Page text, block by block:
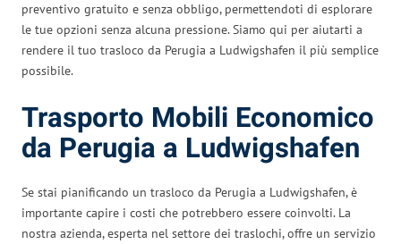
preventivo gratuito e senza obbligo, permettendoti di esplorare
le tue opzioni senza alcuna pressione. Siamo qui per aiutarti a
rendere il tuo trasloco da Perugia a Ludwigshafen il più semplice
possibile.
Trasporto Mobili Economico
da Perugia a Ludwigshafen
Se stai pianificando un trasloco da Perugia a Ludwigshafen, è
importante capire i costi che potrebbero essere coinvolti. La
nostra azienda, esperta nel settore dei traslochi, offre un servizio